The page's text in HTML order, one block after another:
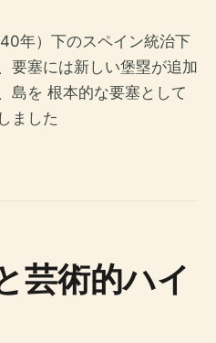
年）下のスペイン統治下
要塞には新しい堡塁が追加
島を 根本的な要塞として
ました
芸術的ハイ